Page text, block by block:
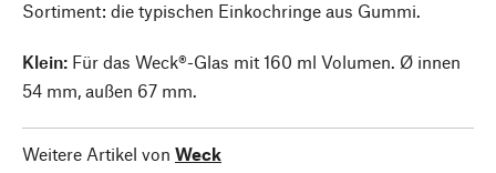
Sortiment: die typischen Einkochringe aus Gummi.
Klein: Für das Weck®-Glas mit 160 ml Volumen. Ø innen
54 mm, außen 67 mm.
Weitere Artikel von Weck